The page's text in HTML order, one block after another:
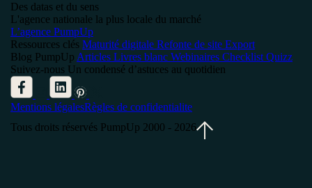
Des datas et du sens
L'agence nationale la plus locale du marché
L’agence PumpUp
Ressources clés Maturité digitale Refonte de site Export
Blog PumpUp Articles Livres blanc Webinaires ChecklistQuizz
Suivez-nous Un condensé d’astuces au quotidien
Mentions légalesRègles de confidentialite
Tous droits réservés PumpUp 2000 - 2026